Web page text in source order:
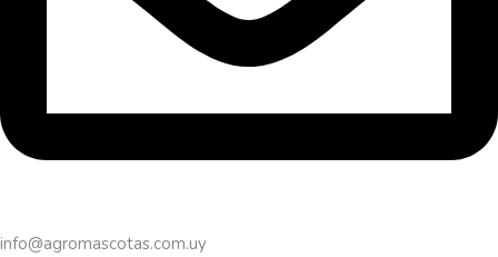
info@agromascotas.com.uy